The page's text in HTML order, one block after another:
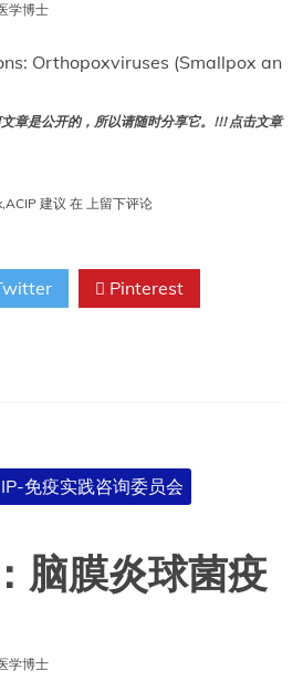
学博士
Orthopoxviruses (Smallpox an
章是公开的，所以请随时分享它。!!! 点击文章
,ACIP 建议 在 ACIP
正
痘
病
苗
上留下评论
Pinterest
免疫实践咨询委员会
脑膜炎球菌疫
学博士